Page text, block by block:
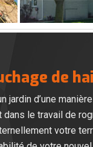
de
d’une
le travail de
votre